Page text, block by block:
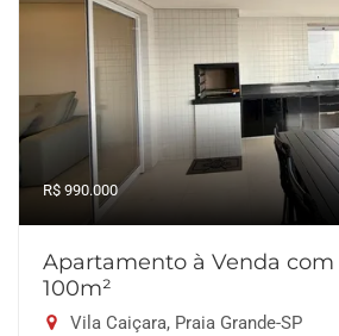
R$ 990.000
Apartamento à Venda com
100m²
Vila Caiçara, Praia Grande-SP